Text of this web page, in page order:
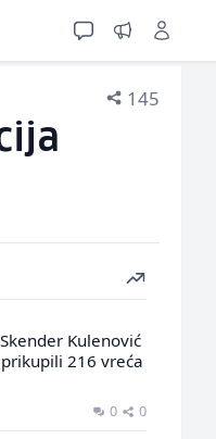
145
Kulenović
216 vreća
0 0